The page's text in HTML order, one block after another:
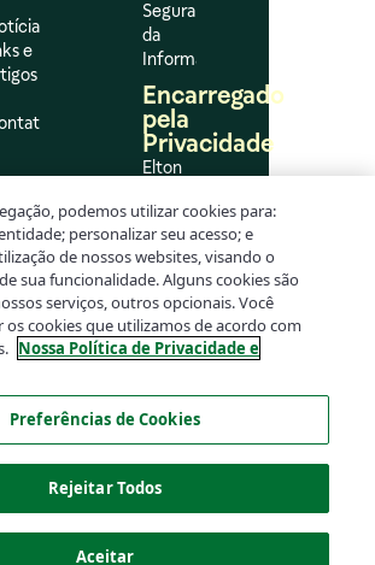
e
Segurança
da
Informação
Encarregado
pela
Privacidade
Elton
da
Silva
Oliveira
dpo@rd.com.br
podemos utilizar cookies para:
personalizar seu acesso; e
de nossos websites, visando o
sua funcionalidade. Alguns cookies são
serviços, outros opcionais. Você
os cookies que utilizamos de acordo com
Nossa Política de Privacidade e
Preferências de Cookies
Rejeitar Todos
Aceitar